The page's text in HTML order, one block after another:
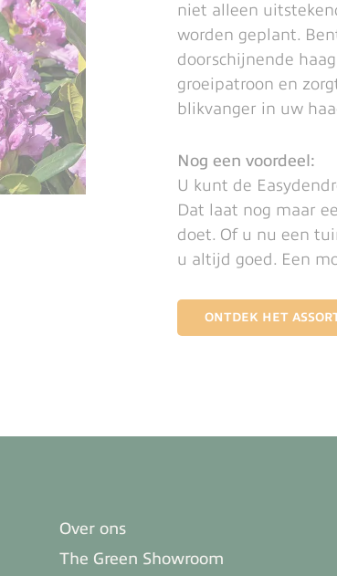
niet alleen
worden geplant.
doorschijnende
groeipatroon en
blikvanger in uw
Nog een voordeel:
U kunt de
Dat laat nog maar
doet. Of u nu een
u altijd goed. Een
ONTDEK HET
Over ons
The Green Showroom